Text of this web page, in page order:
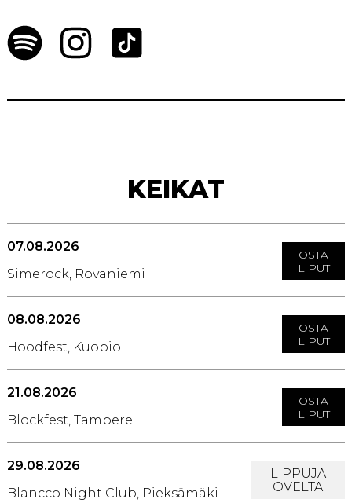
KEIKAT
07.08.2026
Simerock, Rovaniemi
OSTA
LIPUT
08.08.2026
Hoodfest, Kuopio
OSTA
LIPUT
21.08.2026
Blockfest, Tampere
OSTA
LIPUT
29.08.2026
Blancco Night Club, Pieksämäki
LIPPUJA
OVELTA